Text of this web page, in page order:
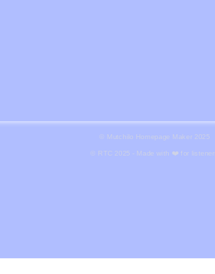
Mutchilo Homepage Maker 2025
© RTC 2025 - Made with ❤️ for listeners